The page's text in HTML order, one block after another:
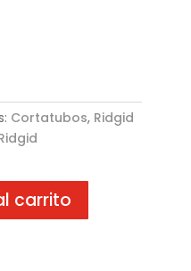
Cortatubos, Ridgid
carrito